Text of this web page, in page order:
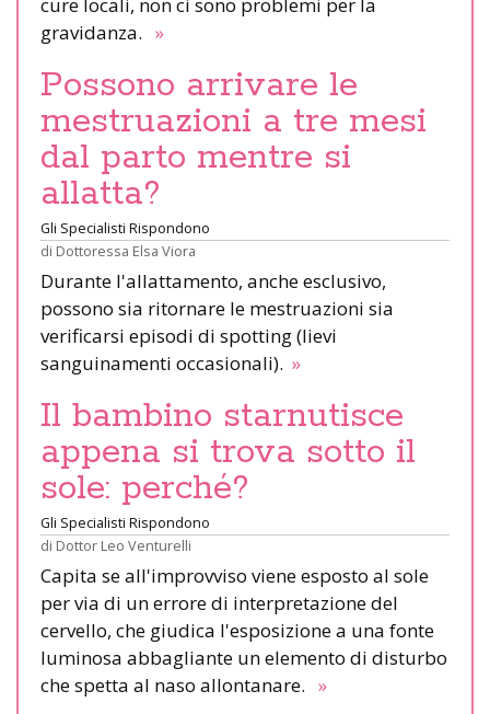
gravidanza. »
Possono arrivare le
mestruazioni a tre mesi
dal parto mentre si
allatta?
Gli Specialisti Rispondono
di Dottoressa Elsa Viora
Durante l'allattamento, anche esclusivo,
possono sia ritornare le mestruazioni sia
verificarsi episodi di spotting (lievi
sanguinamenti occasionali). »
Il bambino starnutisce
appena si trova sotto il
sole: perché?
Gli Specialisti Rispondono
di Dottor Leo Venturelli
Capita se all'improvviso viene esposto al sole
per via di un errore di interpretazione del
cervello, che giudica l'esposizione a una fonte
luminosa abbagliante un elemento di disturbo
che spetta al naso allontanare. »